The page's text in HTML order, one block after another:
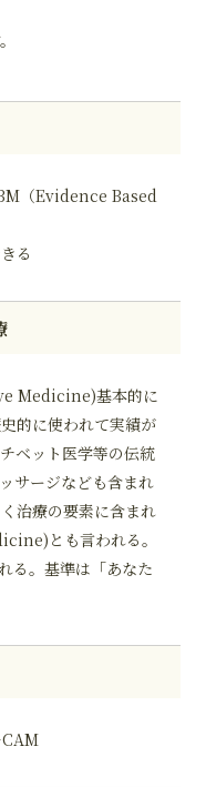
（Evidence Based
る
Medicine)基本的に
的に使われて実績が
ベット医学等の伝統
サージなども含まれ
治療の要素に含まれ
とも言われる。
る。基準は「あなた